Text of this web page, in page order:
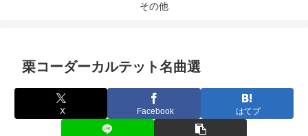
その他
栗コーダーカルテット名曲選
X Facebook はてブ